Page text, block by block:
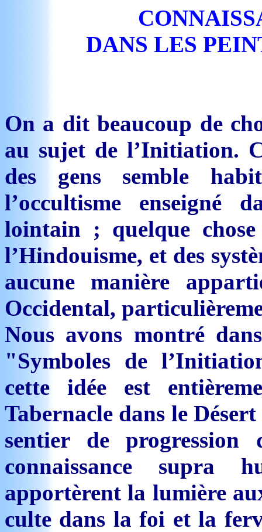
DANS LES
On a dit beaucoup de
au sujet de l’Initiation.
des gens semble
l’occultisme enseigné
lointain ; quelque
l’Hindouisme, et des
aucune manière
Occidental,
Nous avons montré
"Symboles de
cette idée est
Tabernacle dans le
sentier de
connaissance supra
apportèrent la lumière
culte dans la foi et la